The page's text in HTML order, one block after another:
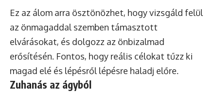
Ez az álom arra ösztönözhet, hogy vizsgáld felül
az önmagaddal szemben támasztott
elvárásokat, és dolgozz az önbizalmad
erősítésén. Fontos, hogy reális célokat tűzz ki
magad elé és lépésről lépésre haladj előre.
Zuhanás az ágyból